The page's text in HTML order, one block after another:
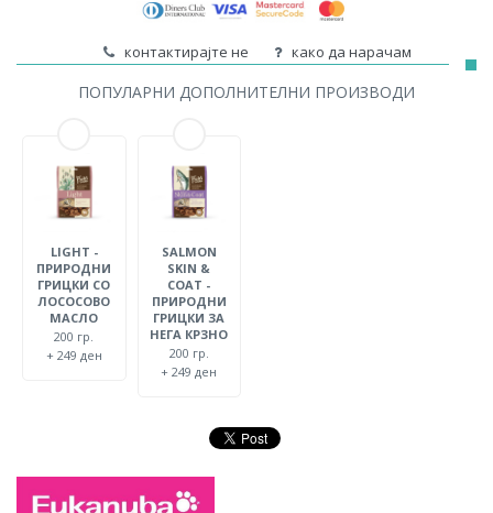
контактирајте не како да нарачам
ПОПУЛАРНИ ДОПОЛНИТЕЛНИ ПРОИЗВОДИ
LIGHT -
ПРИРОДНИ
ГРИЦКИ СО
ЛОСОСОВО
МАСЛО
200 гр.
+ 249 ден
SALMON
SKIN &
COAT -
ПРИРОДНИ
ГРИЦКИ ЗА
НЕГА КРЗНО
200 гр.
+ 249 ден